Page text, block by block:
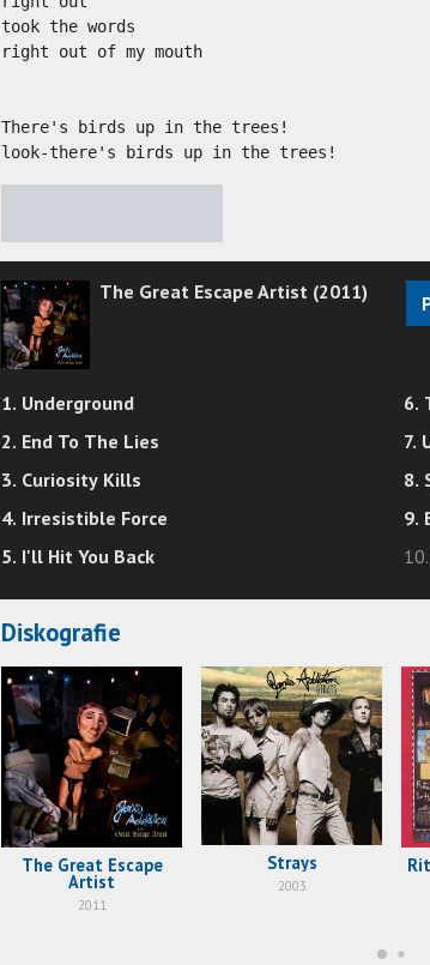
took the words
right out of my mouth
There's birds up in the trees!
look-there's birds up in the trees!
The Great Escape Artist (2011)
1. Underground
2. End To The Lies
3. Curiosity Kills
4. Irresistible Force
5. I'll Hit You Back
6.
7.
8.
9.
Diskografie
The Great Escape
Artist
2011
Strays
2003